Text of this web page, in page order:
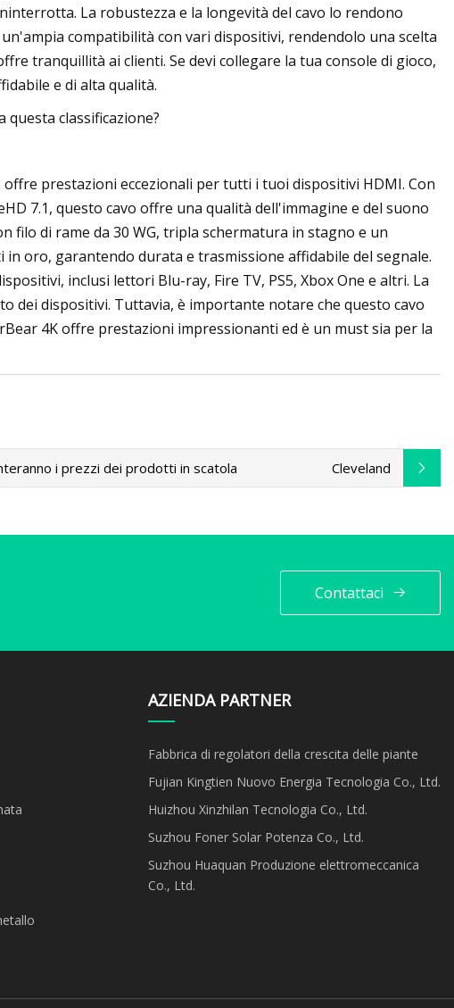
La robustezza e la longevità del cavo lo rendono
compatibilità con vari dispositivi, rendendolo una scelta
tranquillità ai clienti. Se devi collegare la tua console di gioco,
e di alta qualità.
classificazione?
prestazioni eccezionali per tutti i tuoi dispositivi HDMI. Con
7.1, questo cavo offre una qualità dell'immagine e del suono
filo di rame da 30 WG, tripla schermatura in stagno e un
oro, garantendo durata e trasmissione affidabile del segnale.
inclusi lettori Blu-ray, Fire TV, PS5, Xbox One e altri. La
dei dispositivi. Tuttavia, è importante notare che questo cavo
4K offre prestazioni impressionanti ed è un must sia per la
i prezzi dei prodotti in scatola Cleveland
Contattaci
AZIENDA PARTNER
Fabbrica di regolatori della crescita delle piante
Fujian Kingtien Nuovo Energia Tecnologia Co., Ltd.
Huizhou Xinzhilan Tecnologia Co., Ltd.
Suzhou Foner Solar Potenza Co., Ltd.
Suzhou Huaquan Produzione elettromeccanica
Co., Ltd.